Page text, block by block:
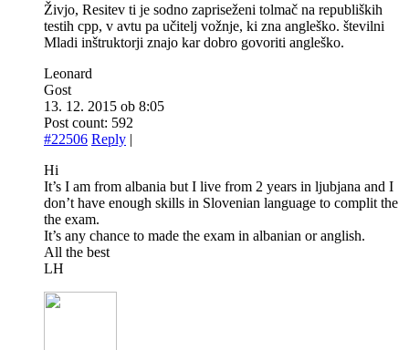
Živjo, Resitev ti je sodno zapriseženi tolmač na republiških
testih cpp, v avtu pa učitelj vožnje, ki zna angleško. številni
Mladi inštruktorji znajo kar dobro govoriti angleško.
Leonard
Gost
13. 12. 2015 ob 8:05
Post count: 592
#22506 Reply |
Hi
It’s I am from albania but I live from 2 years in ljubjana and I
don’t have enough skills in Slovenian language to complit the
the exam.
It’s any chance to made the exam in albanian or anglish.
All the best
LH